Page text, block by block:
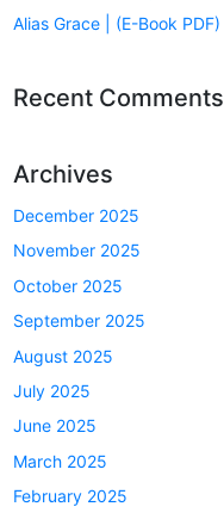
Alias Grace | (E-Book PDF)
Recent Comments
Archives
December 2025
November 2025
October 2025
September 2025
August 2025
July 2025
June 2025
March 2025
February 2025